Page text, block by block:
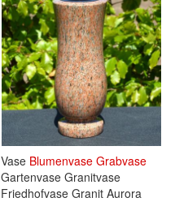
Vase Blumenvase Grabvase
Gartenvase Granitvase
Friedhofvase Granit Aurora